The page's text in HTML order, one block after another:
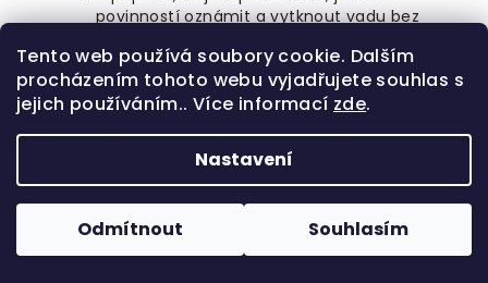
Tento web používá soubory cookie. Dalším
procházením tohoto webu vyjadřujete souhlas s
jejich používáním.. Více informací zde.
Nastavení
Odmítnout Souhlasím
povinností oznámit a vytknout vadu bez
zjistit, nejpozději však do tří dnů od
převzetí Zboží.
V případě, že jste spotřebitel, máte právo
která se vyskytne u spotřebního Zboží ve
lhůtě 24 měsíců od převzetí Zboží.
ODSTOUPENÍ OD SMLOUVY